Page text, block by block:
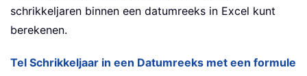
schrikkeljaren binnen een datumreeks in Excel kunt
berekenen.
Tel Schrikkeljaar in een Datumreeks met een formule